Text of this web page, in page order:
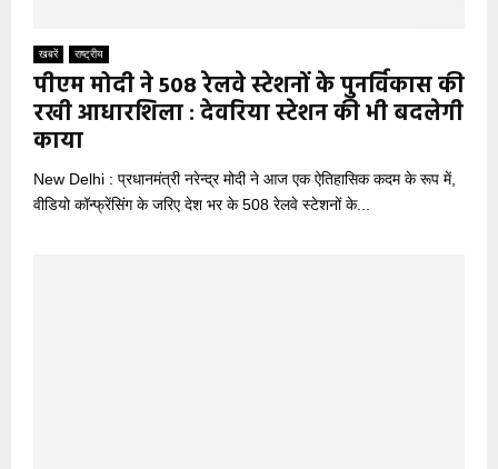
खबरें राष्ट्रीय
पीएम मोदी ने 508 रेलवे स्टेशनों के पुनर्विकास की
रखी आधारशिला : देवरिया स्टेशन की भी बदलेगी
काया
New Delhi : प्रधानमंत्री नरेन्‍द्र मोदी ने आज एक ऐतिहासिक कदम के रूप में,
वीडियो कॉन्‍फ्रेंसिंग के जरिए देश भर के 508 रेलवे स्‍टेशनों के...